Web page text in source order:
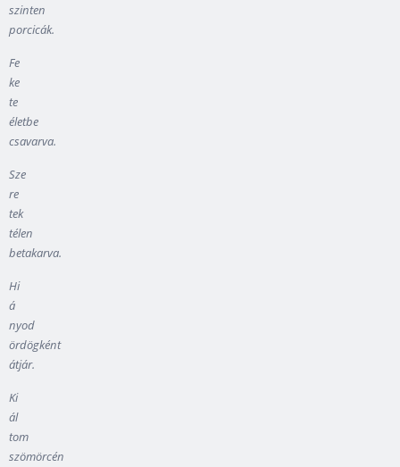
szinten
porcicák.
Fe
ke
te
életbe
csavarva.
Sze
re
tek
télen
betakarva.
Hi
á
nyod
ördögként
átjár.
Ki
ál
tom
szömörcén